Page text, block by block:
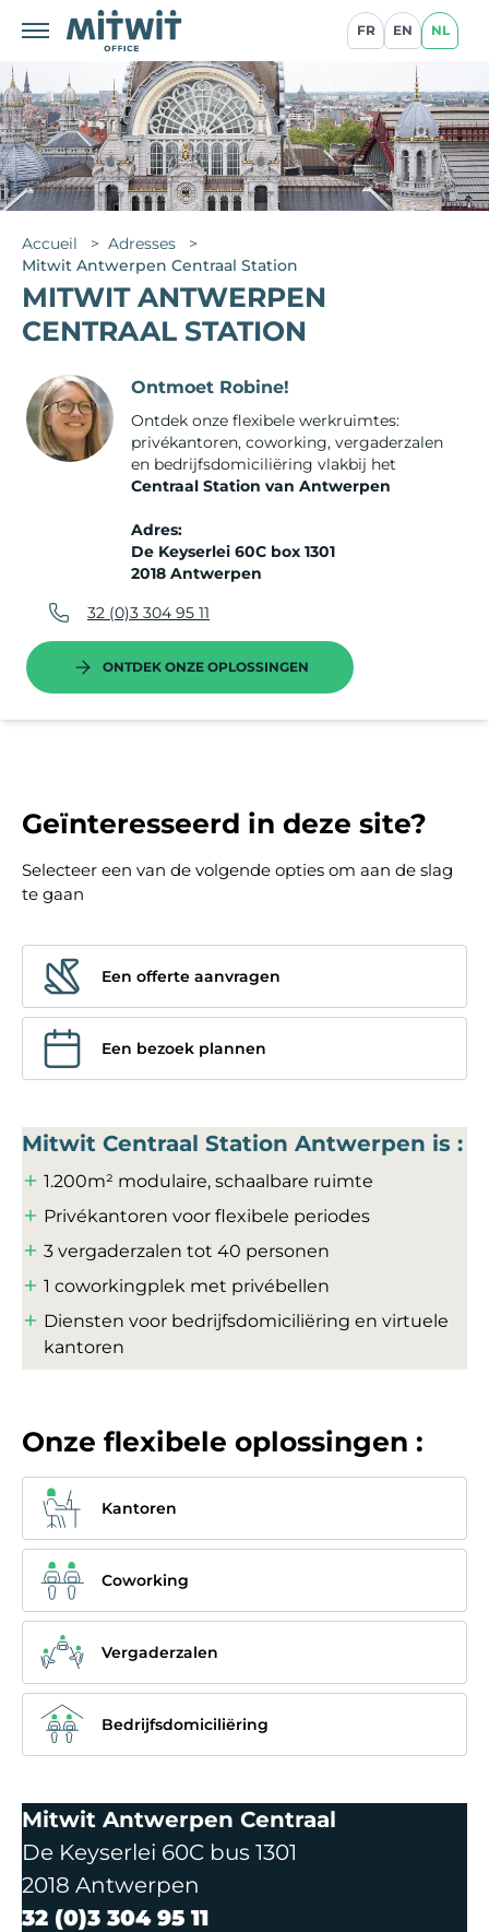
FR EN NL
Accueil > Adresses
>
Mitwit Antwerpen Centraal Station
MITWIT ANTWERPEN
CENTRAAL STATION
Ontmoet Robine!
Ontdek onze flexibele werkruimtes:
privékantoren, coworking, vergaderzalen
en bedrijfsdomiciliëring vlakbij het
Centraal Station van Antwerpen
Adres:
De Keyserlei 60C box 1301
2018 Antwerpen
32 (0)3 304 95 11
ONTDEK ONZE OPLOSSINGEN
Geïnteresseerd in deze site?
Selecteer een van de volgende opties om aan de slag
te gaan
Een offerte aanvragen
Een bezoek plannen
Mitwit Centraal Station Antwerpen is :
1.200m² modulaire, schaalbare ruimte
Privékantoren voor flexibele periodes
3 vergaderzalen tot 40 personen
1 coworkingplek met privébellen
Diensten voor bedrijfsdomiciliëring en virtuele
kantoren
Onze flexibele oplossingen :
Kantoren
Coworking
Vergaderzalen
Bedrijfsdomiciliëring
Mitwit Antwerpen Centraal
De Keyserlei 60C bus 1301
2018 Antwerpen
32 (0)3 304 95 11